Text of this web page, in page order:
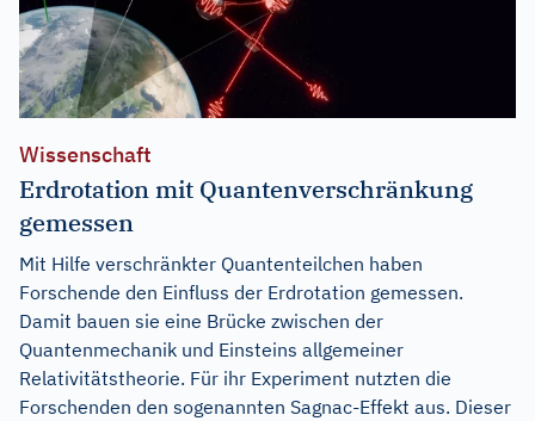
Wissenschaft
Erdrotation mit Quantenverschränkung
gemessen
Mit Hilfe verschränkter Quantenteilchen haben
Forschende den Einfluss der Erdrotation gemessen.
Damit bauen sie eine Brücke zwischen der
Quantenmechanik und Einsteins allgemeiner
Relativitätstheorie. Für ihr Experiment nutzten die
Forschenden den sogenannten Sagnac-Effekt aus. Dieser